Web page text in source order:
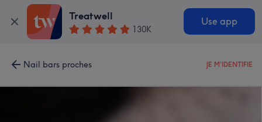
Treatwell
130K
Use app
Nail bars proches JE M'IDENTIFIE